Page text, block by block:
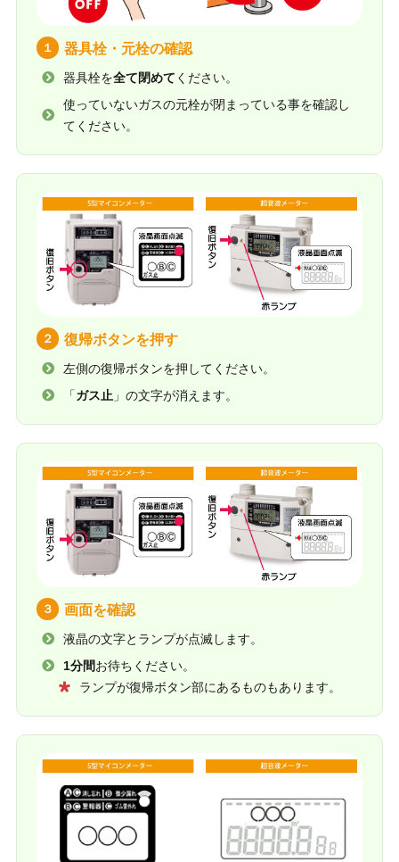
１ 器具栓・元栓の確認
器具栓を全て閉めて ください。
使っていないガスの元栓が閉まっている事を確認し
てください。
２ 復帰ボタンを押す
左側の復帰ボタンを押してください。
「ガス止 」の文字が消えます。
３ 画面を確認
液晶の文字とランプが点滅します。
1分間お待ちください。
ランプが復帰ボタン部にあるものもあります。